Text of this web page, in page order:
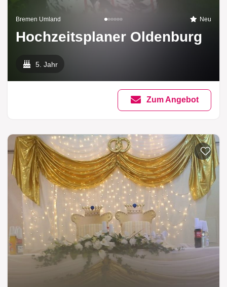
Bremen Umland Neu
Hochzeitsplaner Oldenburg
5. Jahr
Zum Angebot
Zur